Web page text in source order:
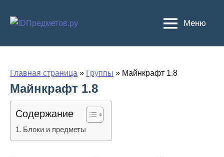
Меню
Главная страница » Группы » Майнкрафт 1.8
Майнкрафт 1.8
Содержание
Блоки и предметы